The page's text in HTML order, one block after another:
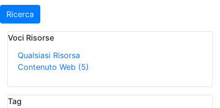
Ricerca
Voci Risorse
Qualsiasi Risorsa
Contenuto Web (5)
Tag